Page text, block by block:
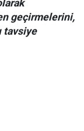
geçirmelerini,
tavsiye